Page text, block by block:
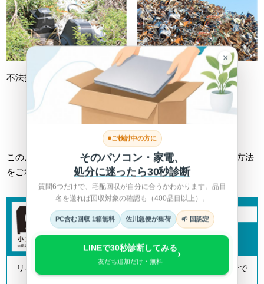
不法投棄 不適切処理
詳しくは総務省HPへ >
このようなトラブルに巻き込まれない為にも、正しい回収方法
をご利用ください。
リネットジャパンは「小型家電リサイクル法」の認定事業者で
×
ご検討中の方に
そのパソコン・家電、
処分に迷ったら30秒診断
質問6つだけで、宅配回収が自分に合うかわかります。品目
名を送れば回収対象の確認も（400品目以上）。
PC含む回収 1箱無料 佐川急便が集荷 🌱 国認定
LINEで30秒診断してみる
友だち追加だけ・無料
›